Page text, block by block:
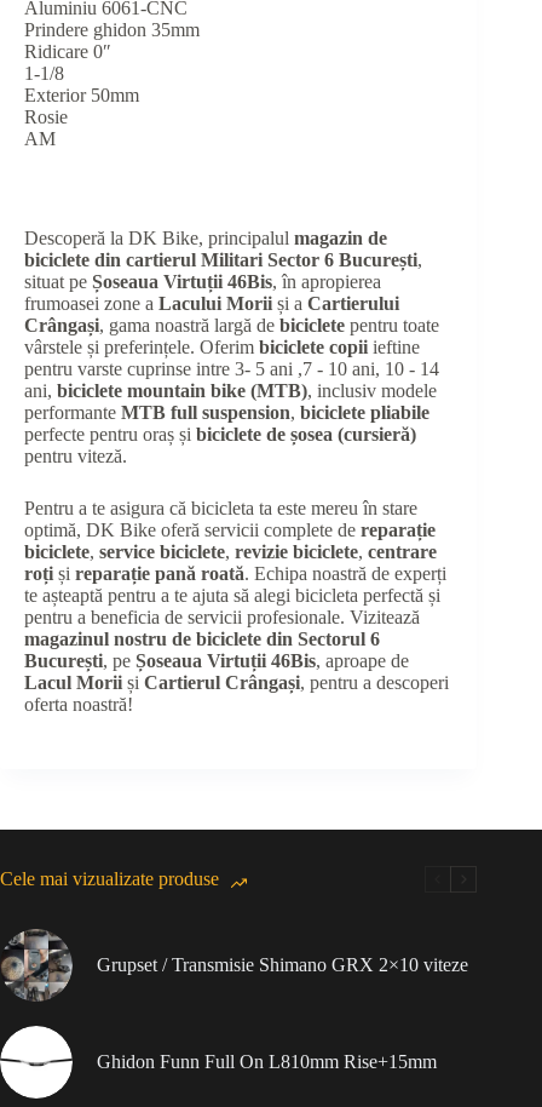
Aluminiu 6061-CNC
Prindere ghidon 35mm
Ridicare 0″
1-1/8
Exterior 50mm
Rosie
AM
Descoperă la DK Bike, principalul magazin de
biciclete din cartierul Militari Sector 6 București,
situat pe Șoseaua Virtuții 46Bis, în apropierea
frumoasei zone a Lacului Morii și a Cartierului
Crângași, gama noastră largă de biciclete pentru toate
vârstele și preferințele. Oferim biciclete copii ieftine
pentru varste cuprinse intre 3- 5 ani ,7 - 10 ani, 10 - 14
ani, biciclete mountain bike (MTB), inclusiv modele
performante MTB full suspension, biciclete pliabile
perfecte pentru oraș și biciclete de șosea (cursieră)
pentru viteză.
Pentru a te asigura că bicicleta ta este mereu în stare
optimă, DK Bike oferă servicii complete de reparație
biciclete, service biciclete, revizie biciclete, centrare
roți și reparație pană roată. Echipa noastră de experți
te așteaptă pentru a te ajuta să alegi bicicleta perfectă și
pentru a beneficia de servicii profesionale. Vizitează
magazinul nostru de biciclete din Sectorul 6
București, pe Șoseaua Virtuții 46Bis, aproape de
Lacul Morii și Cartierul Crângași, pentru a descoperi
oferta noastră!
Cele mai vizualizate produse
Grupset / Transmisie Shimano GRX 2×10 viteze
Ghidon Funn Full On L810mm Rise+15mm